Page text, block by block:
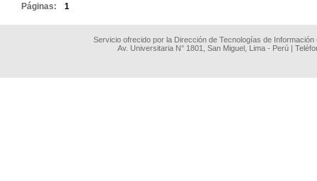
Páginas: 1
Servicio ofrecido por la Dirección de Tecnologías de
Av. Universitaria N° 1801, San Miguel, Lima - Perú |